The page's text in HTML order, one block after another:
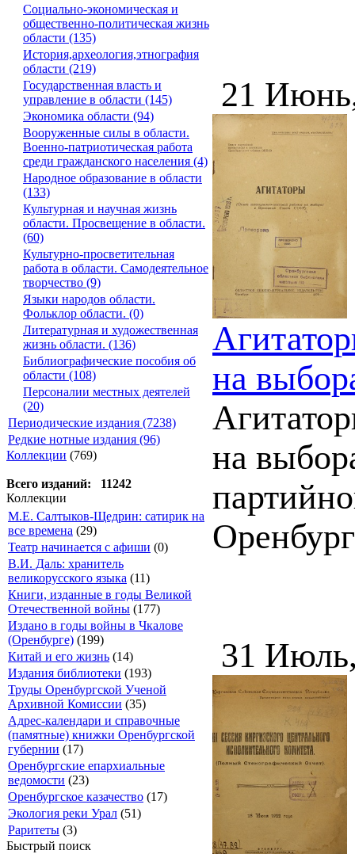
Социально-экономическая и
общественно-политическая жизнь
области (135)
История,археология,этнография
области (219)
Государственная власть и
управление в области (145)
Экономика области (94)
Вооруженные силы в области.
Военно-патриотическая работа
среди гражданского населения (4)
Народное образование в области
(133)
Культурная и научная жизнь
области. Просвещение в области.
(60)
Культурно-просветительная
работа в области. Самодеятельное
творчество (9)
Языки народов области.
Фольклор области. (0)
Литературная и художественная
жизнь области. (136)
Библиографические пособия об
области (108)
Персоналии местных деятелей
(20)
Периодические издания (7238)
Редкие нотные издания (96)
Коллекции (769)
Всего изданий: 11242
Коллекции
М.Е. Салтыков-Щедрин: сатирик на
все времена (29)
Театр начинается с афиши (0)
В.И. Даль: хранитель
великорусского языка (11)
Книги, изданные в годы Великой
Отечественной войны (177)
Издано в годы войны в Чкалове
(Оренбурге) (199)
Китай и его жизнь (14)
Издания библиотеки (193)
Труды Оренбургской Ученой
Архивной Комиссии (35)
Адрес-календари и справочные
(памятные) книжки Оренбургской
губернии (17)
Оренбургские епархиальные
ведомости (23)
Оренбургское казачество (17)
Экология реки Урал (51)
Раритеты (3)
Быстрый поиск
21
на
на
31